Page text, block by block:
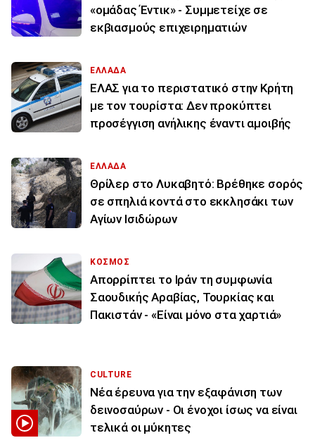
«ομάδας Έντικ» - Συμμετείχε σε
εκβιασμούς επιχειρηματιών
ΕΛΛΑΔΑ
ΕΛΑΣ για το περιστατικό στην Κρήτη
με τον τουρίστα: Δεν προκύπτει
προσέγγιση ανήλικης έναντι αμοιβής
ΕΛΛΑΔΑ
Θρίλερ στο Λυκαβητό: Βρέθηκε σορός
σε σπηλιά κοντά στο εκκλησάκι των
Αγίων Ισιδώρων
ΚΟΣΜΟΣ
Απορρίπτει το Ιράν τη συμφωνία
Σαουδικής Αραβίας, Τουρκίας και
Πακιστάν - «Είναι μόνο στα χαρτιά»
CULTURE
Νέα έρευνα για την εξαφάνιση των
δεινοσαύρων - Οι ένοχοι ίσως να είναι
τελικά οι μύκητες